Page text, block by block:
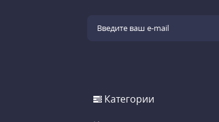
Категории